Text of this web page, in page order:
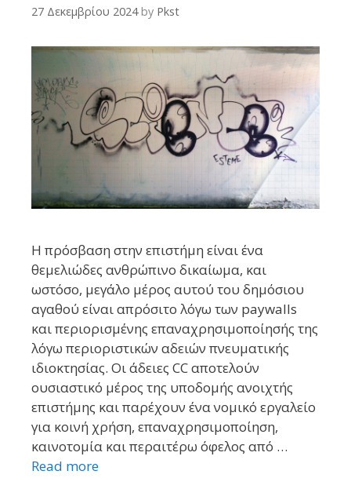
27 Δεκεμβρίου 2024 by Pkst
Η πρόσβαση στην επιστήμη είναι ένα
θεμελιώδες ανθρώπινο δικαίωμα, και
ωστόσο, μεγάλο μέρος αυτού του δημόσιου
αγαθού είναι απρόσιτο λόγω των paywalls
και περιορισμένης επαναχρησιμοποίησής της
λόγω περιοριστικών αδειών πνευματικής
ιδιοκτησίας. Οι άδειες CC αποτελούν
ουσιαστικό μέρος της υποδομής ανοιχτής
επιστήμης και παρέχουν ένα νομικό εργαλείο
για κοινή χρήση, επαναχρησιμοποίηση,
καινοτομία και περαιτέρω όφελος από …
Read more